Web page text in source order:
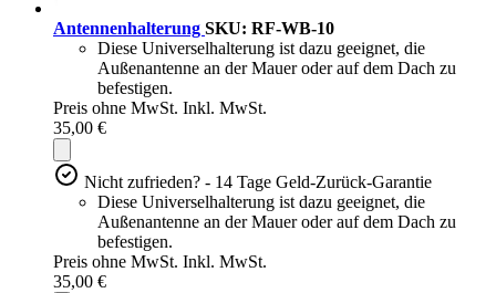
Antennenhalterung SKU: RF-WB-10
Diese Universelhalterung ist dazu geeignet, die
Außenantenne an der Mauer oder auf dem Dach zu
befestigen.
Preis ohne MwSt. Inkl. MwSt.
35,00 €
Nicht zufrieden? - 14 Tage Geld-Zurück-Garantie
Diese Universelhalterung ist dazu geeignet, die
Außenantenne an der Mauer oder auf dem Dach zu
befestigen.
Preis ohne MwSt. Inkl. MwSt.
35,00 €